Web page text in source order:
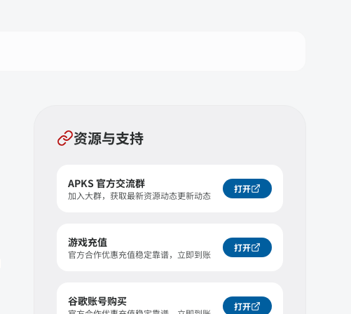
资源与支持
APKS 官方交流群
加入大群，获取最新资源动态更新动态
打开
游戏充值
官方合作优惠充值稳定靠谱，立即到账
打开
谷歌账号购买 打开